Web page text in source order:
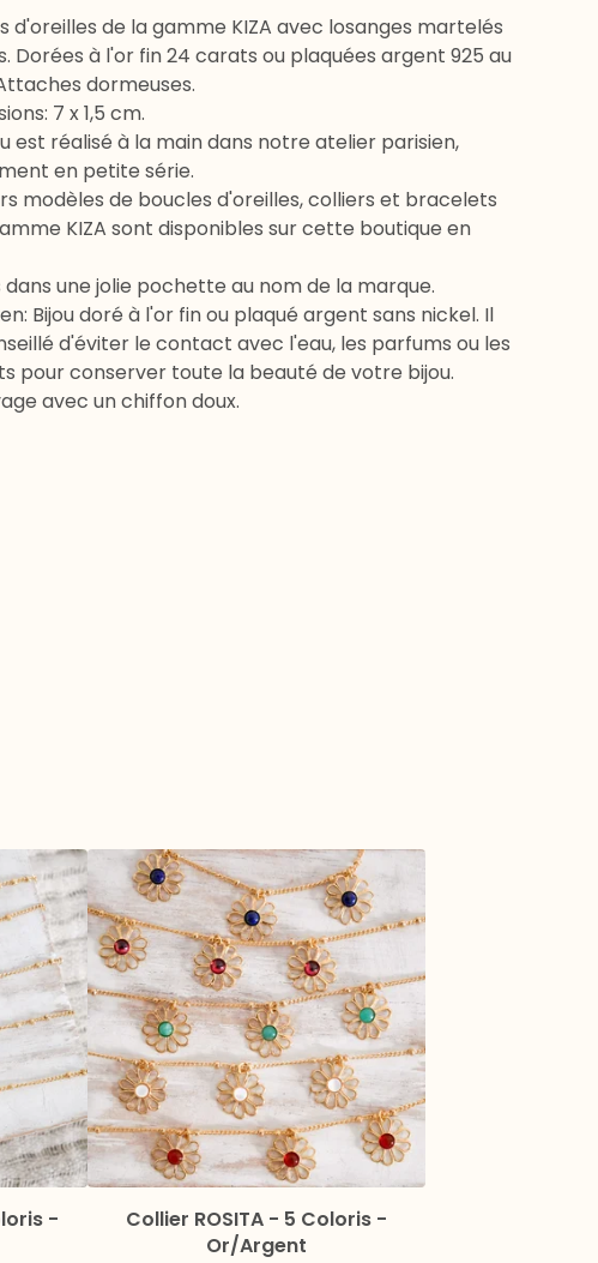
d'oreilles de la gamme KIZA avec losanges martelés
Dorées à l'or fin 24 carats ou plaquées argent 925 au
dormeuses.
7 x 1,5 cm.
est réalisé à la main dans notre atelier parisien,
en petite série.
modèles de boucles d'oreilles, colliers et bracelets
KIZA sont disponibles sur cette boutique en
dans une jolie pochette au nom de la marque.
Bijou doré à l'or fin ou plaqué argent sans nickel. Il
d'éviter le contact avec l'eau, les parfums ou les
pour conserver toute la beauté de votre bijou.
avec un chiffon doux.
-
Collier ROSITA - 5 Coloris -
Or/Argent